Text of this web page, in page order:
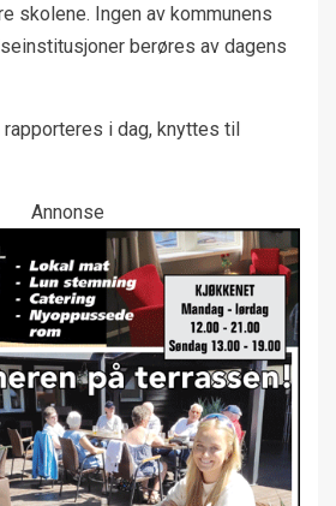
skolene. Ingen av kommunens
berøres av dagens
i dag, knyttes til
Annonse